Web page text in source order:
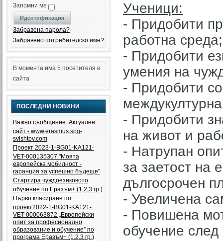
Запомни ме
Забравена парола?
Забравено потребителско име?
В момента има 5 посетителя в
сайта
ПОСЛЕДНИ НОВИНИ
Важно съобщение: Актуален
сайт - www.erasmus.spg-
svishtov.com
Проект 2023-1-BG01-KA121-
VET-000135307 "Моята
европейска мобилност -
гаранция за успешно бъдеще"
Стартира чуждоезиковото
обучение по Еразъм+ (1,2,3 гр.)
Първо класиране по
проект2022-1-BG01-KA121-
VET-000063872 „Европейски
опит за професионално
образование и обучение” по
програма Еразъм+ (1,2,3 гр.)
Ученици:
- Придобити
работна среда;
- Придобити
умения на
- Придобити
- Придобити
на живот и
- Натрупан
за заетост на
дългосрочен
- Увеличена
- Повишена
обучение